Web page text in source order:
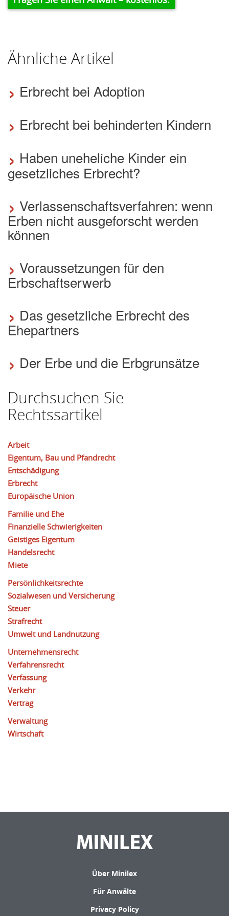
Ähnliche Artikel
› Erbrecht bei Adoption
› Erbrecht bei behinderten Kindern
› Haben uneheliche Kinder ein
gesetzliches Erbrecht?
› Verlassenschaftsverfahren: wenn
Erben nicht ausgeforscht werden
können
› Voraussetzungen für den
Erbschaftserwerb
› Das gesetzliche Erbrecht des
Ehepartners
› Der Erbe und die Erbgrunsätze
Durchsuchen Sie
Rechtssartikel
Arbeit
Eigentum, Bau und Pfandrecht
Entschädigung
Erbrecht
Europäische Union
Familie und Ehe
Finanzielle Schwierigkeiten
Geistiges Eigentum
Handelsrecht
Miete
Persönlichkeitsrechte
Sozialwesen und Versicherung
Steuer
Strafrecht
Umwelt und Landnutzung
Unternehmensrecht
Verfahrensrecht
Verfassung
Verkehr
Vertrag
Verwaltung
Wirtschaft
Über Minilex
Für Anwälte
Privacy Policy